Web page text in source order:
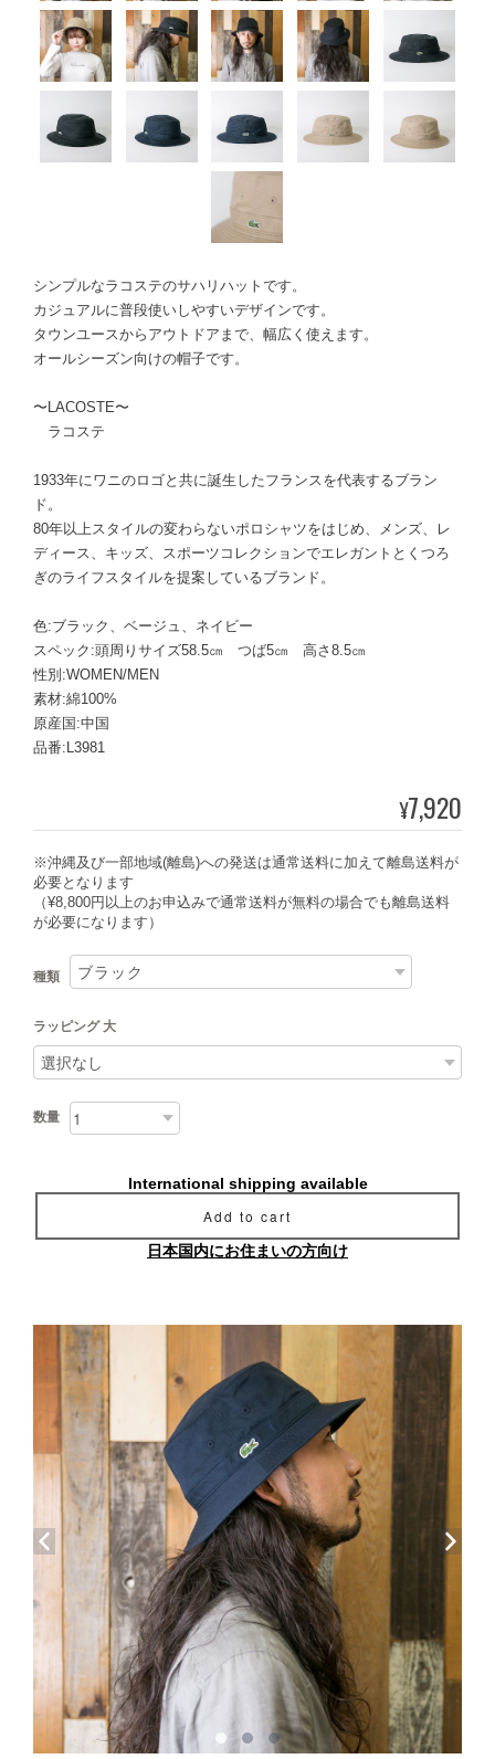
シンプルなラコステのサハリハットです。
カジュアルに普段使いしやすいデザインです。
タウンユースからアウトドアまで、幅広く使えます。
オールシーズン向けの帽子です。
〜LACOSTE〜
ラコステ
1933年にワニのロゴと共に誕生したフランスを代表するブラン
ド。
80年以上スタイルの変わらないポロシャツをはじめ、メンズ、レ
ディース、キッズ、スポーツコレクションでエレガントとくつろ
ぎのライフスタイルを提案しているブランド。
色:ブラック、ベージュ、ネイビー
スペック:頭周りサイズ58.5㎝ つば5㎝ 高さ8.5㎝
性別:WOMEN/MEN
素材:綿100%
原産国:中国
品番:L3981
¥7,920
※沖縄及び一部地域(離島)への発送は通常送料に加えて離島送料が
必要となります
（¥8,800円以上のお申込みで通常送料が無料の場合でも離島送料
が必要になります）
種類
ラッピング 大
数量
International shipping available
Add to cart
日本国内にお住まいの方向け